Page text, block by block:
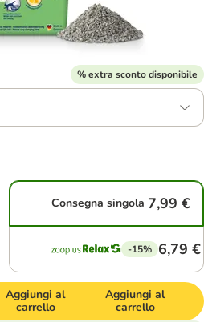
% extra sconto disponibile
Consegna singola 7,99 €
-15% 6,79 €
Aggiungi al
carrello
Aggiungi al
carrello